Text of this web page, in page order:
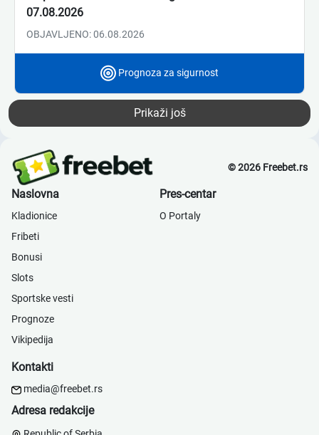
07.08.2026
OBJAVLJENO: 06.08.2026
Prognoza za sigurnost
Prikaži još
© 2026 Freebet.rs
Naslovna
Kladionice
Fribeti
Bonusi
Slots
Sportske vesti
Prognoze
Vikipedija
Pres-centar
О Portaly
Kontakti
media@freebet.rs
Adresa redakcije